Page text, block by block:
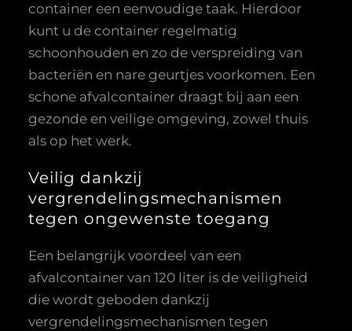
container een eenvoudige taak. Hierdoor
kunt u de container regelmatig
schoonhouden en zo de verspreiding van
bacteriën en nare geurtjes voorkomen. Een
schone afvalcontainer draagt bij aan een
gezonde en veilige omgeving, zowel thuis
als op het werk.
Veilig dankzij
vergrendelingsmechanismen
tegen ongewenste toegang
Een belangrijk voordeel van een
afvalcontainer van 120 liter is de veiligheid
die wordt geboden dankzij
vergrendelingsmechanismen tegen